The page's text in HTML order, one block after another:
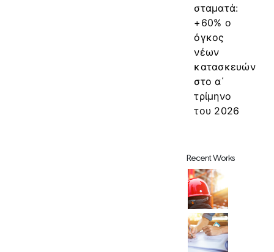
σταματά:
+60% ο
όγκος
νέων
κατασκευών
στο α΄
τρίμηνο
του 2026
Recent Works